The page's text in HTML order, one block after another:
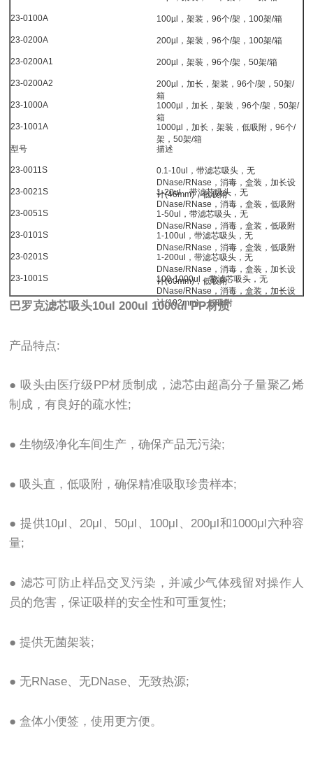
23-0100A 100µl，架装，96个/架，100架/箱
23-0200A 200µl，架装，96个/架，100架/箱
23-0200A1 200µl，架装，96个/架，50架/箱
23-0200A2
200µl，加长，架装，96个/架，50架/
箱
23-1000A
1000µl，加长，架装，96个/架，50架/
箱
23-1001A
1000µl，加长，架装，低吸附，96个/
架，50架/箱
型号
描述
23-0011S
0.1-10ul，带滤芯吸头，无
DNase/RNase，消毒，盒装，加长设
计(46mm)，低吸附
23-0021S
1-20ul，带滤芯吸头，无
DNase/RNase，消毒，盒装，低吸附
23-0051S
1-50ul，带滤芯吸头，无
DNase/RNase，消毒，盒装，低吸附
23-0101S
1-100ul，带滤芯吸头，无
DNase/RNase，消毒，盒装，低吸附
23-0201S
1-200ul，带滤芯吸头，无
DNase/RNase，消毒，盒装，加长设
计(60mm)，低吸附
23-1001S
100-1000ul，带滤芯吸头，无
DNase/RNase，消毒，盒装，加长设
计(102mm)，低吸附
巴罗克滤芯吸头10ul 200ul 1000ul PP材质
产品特点:
● 吸头由医疗级PP材质制成，滤芯由超高分子量聚乙烯
制成，有良好的疏水性;
● 生物级净化车间生产，确保产品无污染;
● 吸头直，低吸附，确保精准吸取珍贵样本;
● 提供10μl、20μl、50μl、100μl、200μl和1000μl六种容
量;
● 滤芯可防止样品交叉污染，并减少气体残留对操作人
员的危害，保证吸样的安全性和可重复性;
● 提供无菌架装;
● 无RNase、无DNase、无致热源;
● 盒体小便签，使用更方便。